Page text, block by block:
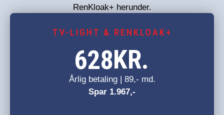
RenKloak+ herunder.
TV-LIGHT & RENKLOAK+
628KR.
Årlig betaling | 89,- md.
Spar 1.967,-